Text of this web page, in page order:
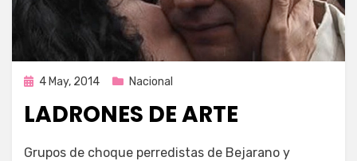
Publicada
4 May, 2014 Nacional
LADRONES DE ARTE
Enrique
Grupos de choque perredistas de Bejarano y